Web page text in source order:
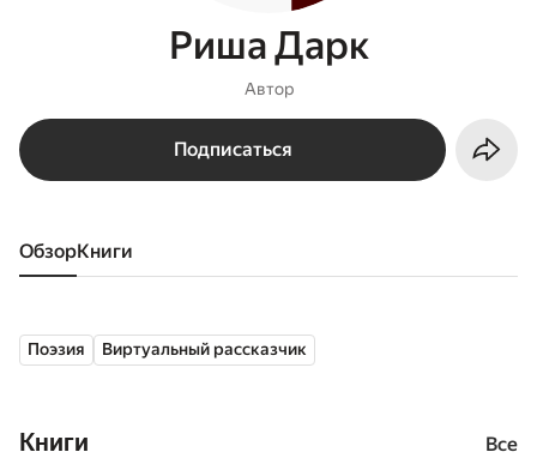
Риша Дарк
Автор
Подписаться
Обзор книги
Поэзия Виртуальный рассказчик
Книги Все